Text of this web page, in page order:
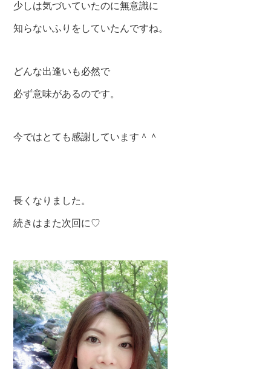
少しは気づいていたのに無意識に
知らないふりをしていたんですね。
どんな出逢いも必然で
必ず意味があるのです。
今ではとても感謝しています＾＾
長くなりました。
続きはまた次回に♡